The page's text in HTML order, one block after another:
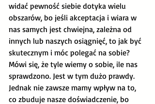
widać pewność siebie dotyka wielu
obszarów, bo jeśli akceptacja i wiara w
nas samych jest chwiejna, zależna od
innych lub naszych osiągnięć, to jak być
skutecznym i móc polegać na sobie?
Mówi się, że tyle wiemy o sobie, ile nas
sprawdzono. Jest w tym dużo prawdy.
Jednak nie zawsze mamy wpływ na to,
co zbuduje nasze doświadczenie, bo